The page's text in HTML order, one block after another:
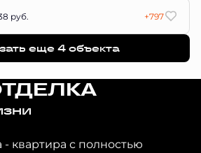
руб. +797
еще 4 объектa
- квартира с полностью